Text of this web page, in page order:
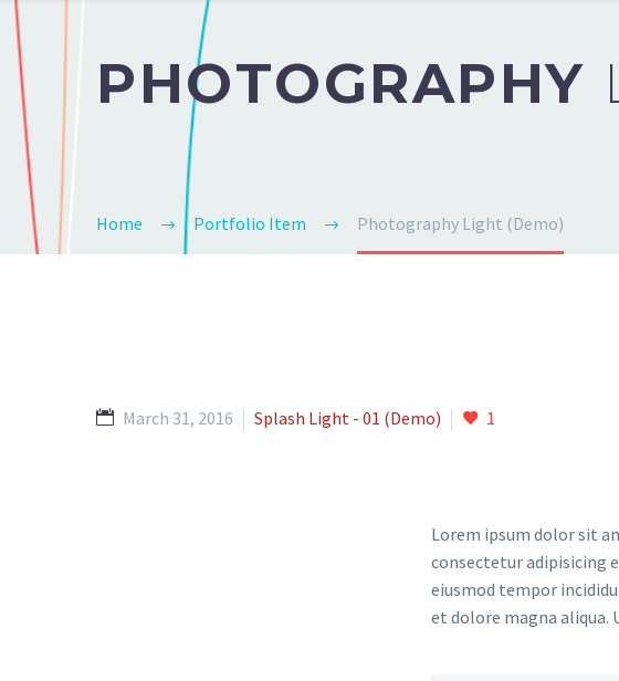
PHOTOGRAPHY
Home Portfolio Item Photography Light (Demo)
March 31, 2016 Splash Light - 01 (Demo) 1
Lorem ipsum dolor sit
consectetur adipisicing
eiusmod tempor
et dolore magna aliqua.